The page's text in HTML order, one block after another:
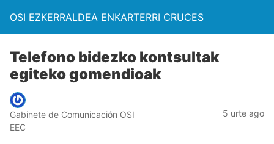
OSI EZKERRALDEA ENKARTERRI CRUCES
Telefono bidezko kontsultak
egiteko gomendioak
Gabinete de Comunicación OSI
EEC
5 urte ago